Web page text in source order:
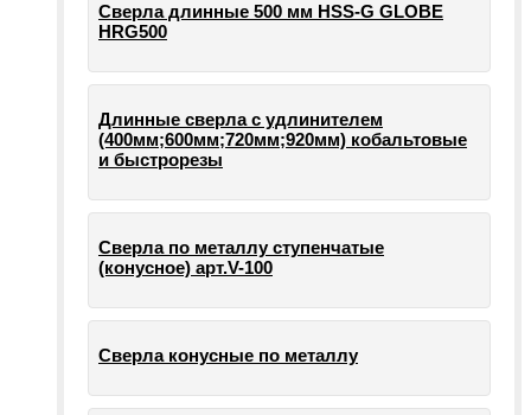
Сверла длинные 500 мм HSS-G GLOBE
HRG500
Длинные сверла с удлинителем
(400мм;600мм;720мм;920мм) кобальтовые
и быстрорезы
Сверла по металлу ступенчатые
(конусное) арт.V-100
Сверла конусные по металлу